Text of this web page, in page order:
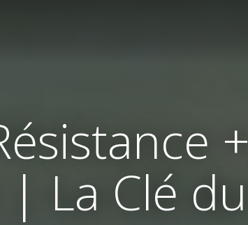
La Clé